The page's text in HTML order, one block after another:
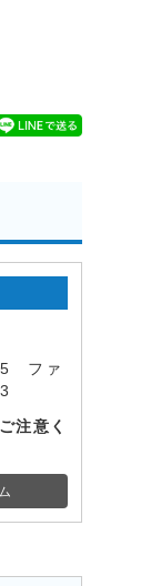
ファ
注意く